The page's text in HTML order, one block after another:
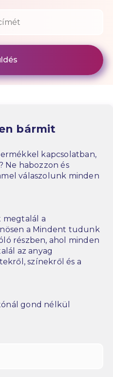
bármit
kapcsolatban,
Ne habozzon és
válaszolunk minden
megtalál a
a Mindent tudunk
részben, ahol minden
az anyag
színekről és a
gond nélkül